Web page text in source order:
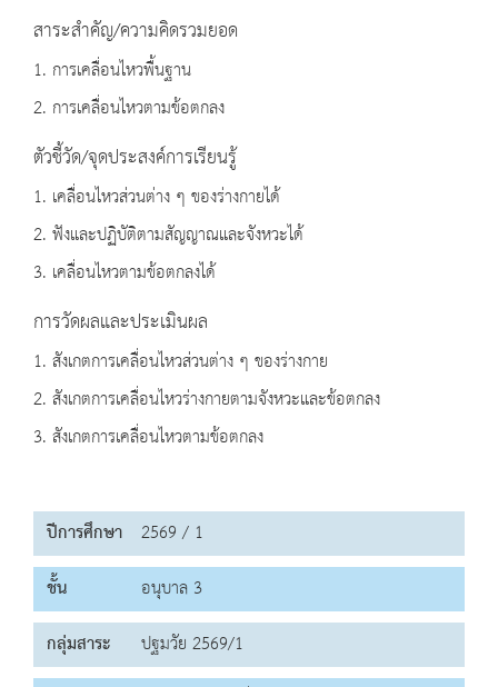
สาระสำคัญ/ความคิดรวมยอด
1. การเคลื่อนไหวพื้นฐาน
2. การเคลื่อนไหวตามข้อตกลง
ตัวชี้วัด/จุดประสงค์การเรียนรู้
1. เคลื่อนไหวส่วนต่าง ๆ ของร่างกายได้
2. ฟังและปฏิบัติตามสัญญาณและจังหวะได้
3. เคลื่อนไหวตามข้อตกลงได้
การวัดผลและประเมินผล
1. สังเกตการเคลื่อนไหวส่วนต่าง ๆ ของร่างกาย
2. สังเกตการเคลื่อนไหวร่างกายตามจังหวะและข้อตกลง
3. สังเกตการเคลื่อนไหวตามข้อตกลง
ปีการศึกษา 2569 / 1
ชั้น
อนุบาล 3
กลุ่มสาระ
ปฐมวัย 2569/1